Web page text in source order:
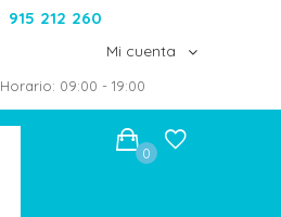
915 212 260
Mi cuenta
Horario: 09:00 - 19:00
0